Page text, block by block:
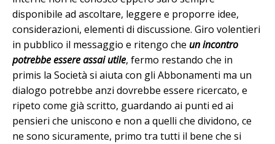
disponibile ad ascoltare, leggere e proporre idee,
considerazioni, elementi di discussione. Giro volentieri
in pubblico il messaggio e ritengo che un incontro
potrebbe essere assai utile, fermo restando che in
primis la Società si aiuta con gli Abbonamenti ma un
dialogo potrebbe anzi dovrebbe essere ricercato, e
ripeto come già scritto, guardando ai punti ed ai
pensieri che uniscono e non a quelli che dividono, ce
ne sono sicuramente, primo tra tutti il bene che si